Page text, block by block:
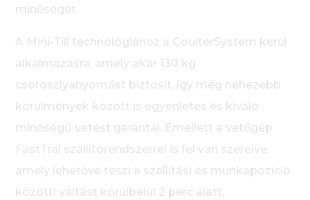
minőségét.
A Mini-Till technológiához a CoulterSystem kerül
alkalmazásra, amely akár 130 kg
csoroszlyanyomást biztosít, így még nehezebb
körülmények között is egyenletes és kiváló
minőségű vetést garantál. Emellett a vetőgép
FastTrai szállítórendszerrel is fel van szerelve,
amely lehetővé teszi a szállítási és munkapozíció
közötti váltást körülbelül 2 perc alatt,